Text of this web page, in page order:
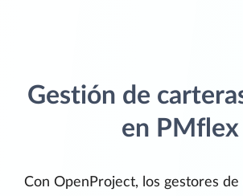
Gestión de
en PMflex
Con OpenProject, los gestores de